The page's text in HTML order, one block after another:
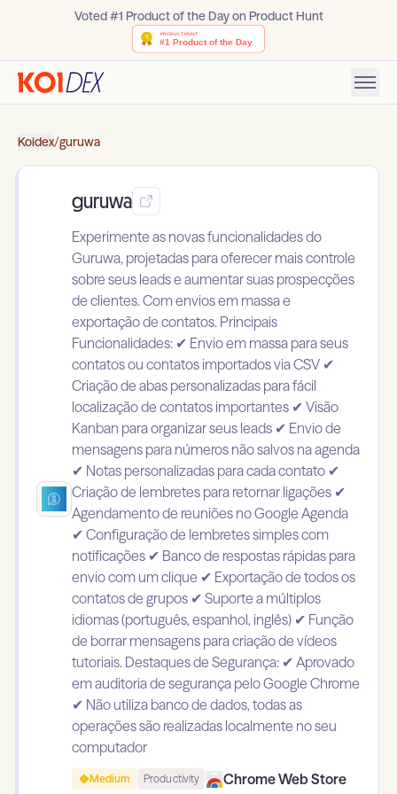
Voted #1 Product of the Day on Product Hunt
Koidex/guruwa
guruwa
Experimente as novas funcionalidades do
Guruwa, projetadas para oferecer mais controle
sobre seus leads e aumentar suas prospecções
de clientes. Com envios em massa e
exportação de contatos. Principais
Funcionalidades: ✔ Envio em massa para seus
contatos ou contatos importados via CSV ✔
Criação de abas personalizadas para fácil
localização de contatos importantes ✔ Visão
Kanban para organizar seus leads ✔ Envio de
mensagens para números não salvos na agenda
✔ Notas personalizadas para cada contato ✔
Criação de lembretes para retornar ligações ✔
Agendamento de reuniões no Google Agenda
✔ Configuração de lembretes simples com
notificações ✔ Banco de respostas rápidas para
envio com um clique ✔ Exportação de todos os
contatos de grupos ✔ Suporte a múltiplos
idiomas (português, espanhol, inglês) ✔ Função
de borrar mensagens para criação de vídeos
tutoriais. Destaques de Segurança: ✔ Aprovado
em auditoria de segurança pelo Google Chrome
✔ Não utiliza banco de dados, todas as
operações são realizadas localmente no seu
computador
Medium Productivity
Chrome Web Store